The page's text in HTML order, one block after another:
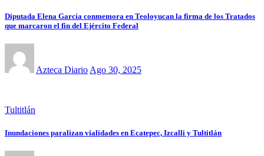
Diputada Elena García conmemora en Teoloyucan la firma de los Tratados
que marcaron el fin del Ejército Federal
Azteca Diario Ago 30, 2025
Tultitlán
Inundaciones paralizan vialidades en Ecatepec, Izcalli y Tultitlán